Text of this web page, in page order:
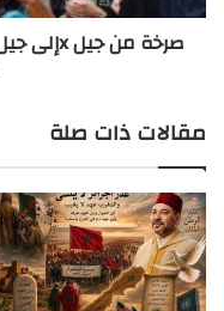
منهم
مقالات ذات صلة